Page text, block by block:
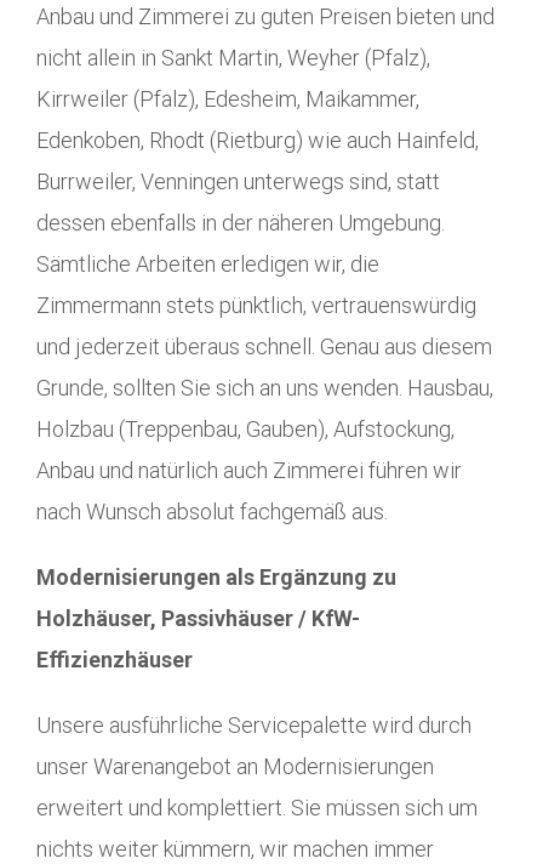
Anbau und Zimmerei zu guten Preisen bieten und
nicht allein in Sankt Martin, Weyher (Pfalz),
Kirrweiler (Pfalz), Edesheim, Maikammer,
Edenkoben, Rhodt (Rietburg) wie auch Hainfeld,
Burrweiler, Venningen unterwegs sind, statt
dessen ebenfalls in der näheren Umgebung.
Sämtliche Arbeiten erledigen wir, die
Zimmermann stets pünktlich, vertrauenswürdig
und jederzeit überaus schnell. Genau aus diesem
Grunde, sollten Sie sich an uns wenden. Hausbau,
Holzbau (Treppenbau, Gauben), Aufstockung,
Anbau und natürlich auch Zimmerei führen wir
nach Wunsch absolut fachgemäß aus.
Modernisierungen als Ergänzung zu
Holzhäuser, Passivhäuser / KfW-
Effizienzhäuser
Unsere ausführliche Servicepalette wird durch
unser Warenangebot an Modernisierungen
erweitert und komplettiert. Sie müssen sich um
nichts weiter kümmern, wir machen immer